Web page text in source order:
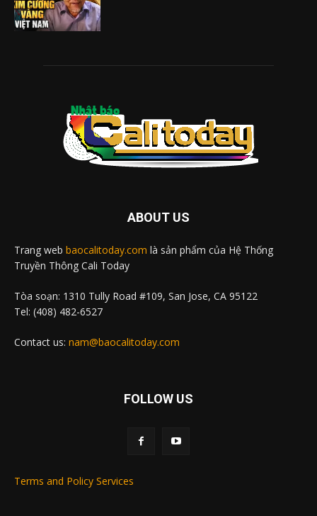
ABOUT US
Trang web baocalitoday.com là sản phẩm của Hệ Thống
Truyền Thông Cali Today
Tòa soạn: 1310 Tully Road #109, San Jose, CA 95122
Tel: (408) 482-6527
Contact us: nam@baocalitoday.com
FOLLOW US
Terms and Policy Services